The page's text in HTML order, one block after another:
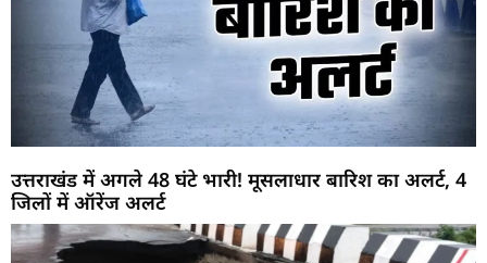
उत्तराखंड में अगले 48 घंटे भारी! मूसलाधार बारिश का अलर्ट, 4
जिलों में ऑरेंज अलर्ट